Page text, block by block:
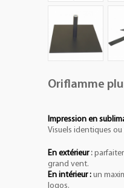
Oriflamme
Impression en
Visuels identiques
En extérieur:
grand vent.
En intérieur : un
logos.